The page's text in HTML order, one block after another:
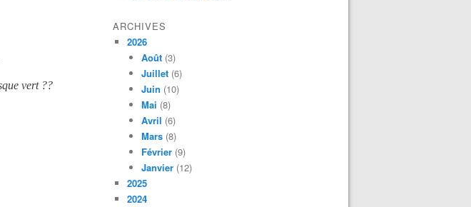
vert ??
ARCHIVES
2026
Août (3)
Juillet (6)
Juin (10)
Mai (8)
Avril (6)
Mars (8)
Février (9)
Janvier (12)
2025
2024